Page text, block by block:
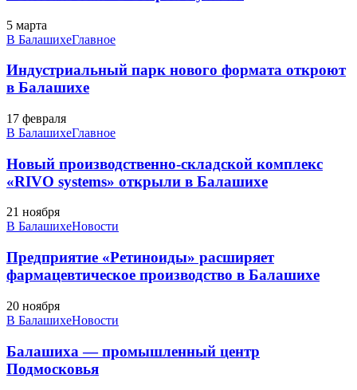
5 марта
В БалашихеГлавное
Индустриальный парк нового формата откроют
в Балашихе
17 февраля
В БалашихеГлавное
Новый производственно-складской комплекс
«RIVO systems» открыли в Балашихе
21 ноября
В БалашихеНовости
Предприятие «Ретиноиды» расширяет
фармацевтическое производство в Балашихе
20 ноября
В БалашихеНовости
Балашиха — промышленный центр
Подмосковья